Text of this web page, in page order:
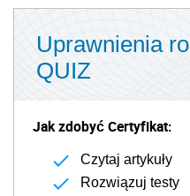
Uprawnienia
QUIZ
Jak zdobyć Certyfikat:
Czytaj artykuły
Rozwiązuj testy